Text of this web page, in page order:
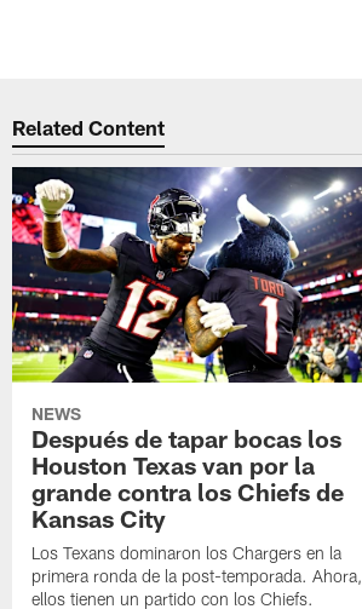
Related Content
NEWS
Después de tapar bocas los
Houston Texas van por la
grande contra los Chiefs de
Kansas City
Los Texans dominaron los Chargers en la
primera ronda de la post-temporada. Ahora,
ellos tienen un partido con los Chiefs.